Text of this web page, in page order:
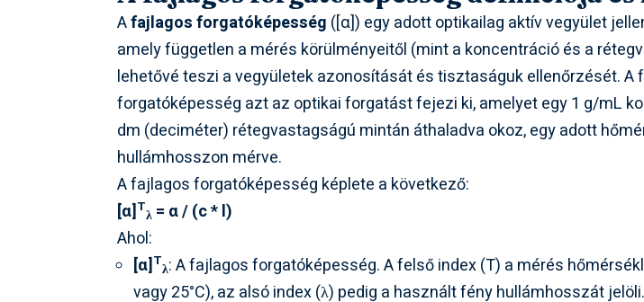
Afajlagos forgatóképesség ([α]) egy adott optikailag aktív vegyület
amely független a mérés körülményeitől (mint a koncentráció és a
lehetővé teszi a vegyületek azonosítását és tisztaságuk ellenőrzését. A
forgatóképesség azt az optikai forgatást fejezi ki, amelyet egy 1 g/mL
dm (deciméter) rétegvastagságú mintán áthaladva okoz, egy adott
hullámhosszon mérve.
A fajlagos forgatóképesség képlete a következő:
[α]T
λ = α / (c * l)
Ahol:
[α]T
λ: A fajlagos forgatóképesség. A felső index (T) a mérés
vagy 25°C), az alsó index (λ) pedig a használt fény hullámhosszát